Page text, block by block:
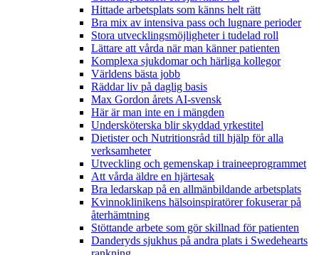
Hittade arbetsplats som känns helt rätt
Bra mix av intensiva pass och lugnare perioder
Stora utvecklingsmöjligheter i tudelad roll
Lättare att vårda när man känner patienten
Komplexa sjukdomar och härliga kollegor
Världens bästa jobb
Räddar liv på daglig basis
Max Gordon årets AI-svensk
Här är man inte en i mängden
Undersköterska blir skyddad yrkestitel
Dietister och Nutritionsråd till hjälp för alla
verksamheter
Utveckling och gemenskap i traineeprogrammet
Att vårda äldre en hjärtesak
Bra ledarskap på en allmänbildande arbetsplats
Kvinnoklinikens hälsoinspiratörer fokuserar på
återhämtning
Stöttande arbete som gör skillnad för patienten
Danderyds sjukhus på andra plats i Swedehearts